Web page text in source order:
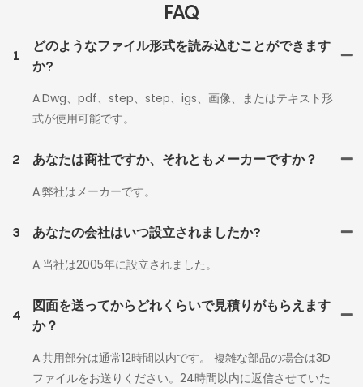
FAQ
1
どのようなファイル形式を読み込むことができます
か?
A.Dwg、pdf、step、step、igs、画像、またはテキスト形
式が使用可能です。
2
あなたは商社ですか、それともメーカーですか？
A.弊社はメーカーです。
3
あなたの会社はいつ設立されましたか?
A.当社は2005年に設立されました。
4
図面を送ってからどれくらいで見積りがもらえます
か？
A.共用部分は通常12時間以内です。 複雑な部品の場合は3D
ファイルをお送りください。24時間以内に返信させていた